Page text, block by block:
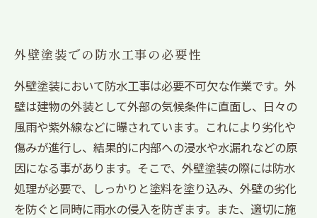
外壁塗装での防水工事の必要性
外壁塗装において防水工事は必要不可欠な作業です。外
壁は建物の外装として外部の気候条件に直面し、日々の
風雨や紫外線などに曝されています。これにより劣化や
傷みが進行し、結果的に内部への浸水や水漏れなどの原
因になる事があります。そこで、外壁塗装の際には防水
処理が必要で、しっかりと塗料を塗り込み、外壁の劣化
を防ぐと同時に雨水の侵入を防ぎます。また、適切に施